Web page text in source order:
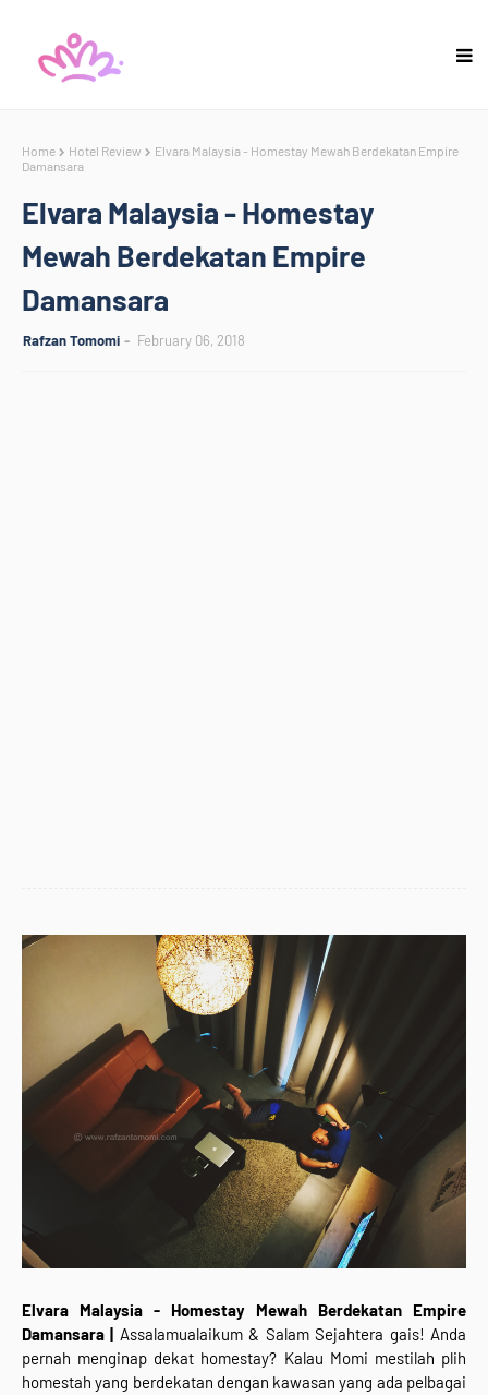
Home Hotel Review
Elvara Malaysia - Homestay Mewah Berdekatan Empire
Damansara
Elvara Malaysia - Homestay
Mewah Berdekatan Empire
Damansara
Rafzan Tomomi February 06, 2018
Elvara Malaysia - Homestay Mewah Berdekatan Empire
Damansara | Assalamualaikum & Salam Sejahtera gais! Anda
pernah menginap dekat homestay? Kalau Momi mestilah plih
homestah yang berdekatan dengan kawasan yang ada pelbagai